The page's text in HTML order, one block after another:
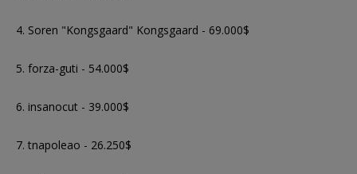
4. Soren "Kongsgaard" Kongsgaard - 69.000$
5. forza-guti - 54.000$
6. insanocut - 39.000$
7. tnapoleao - 26.250$